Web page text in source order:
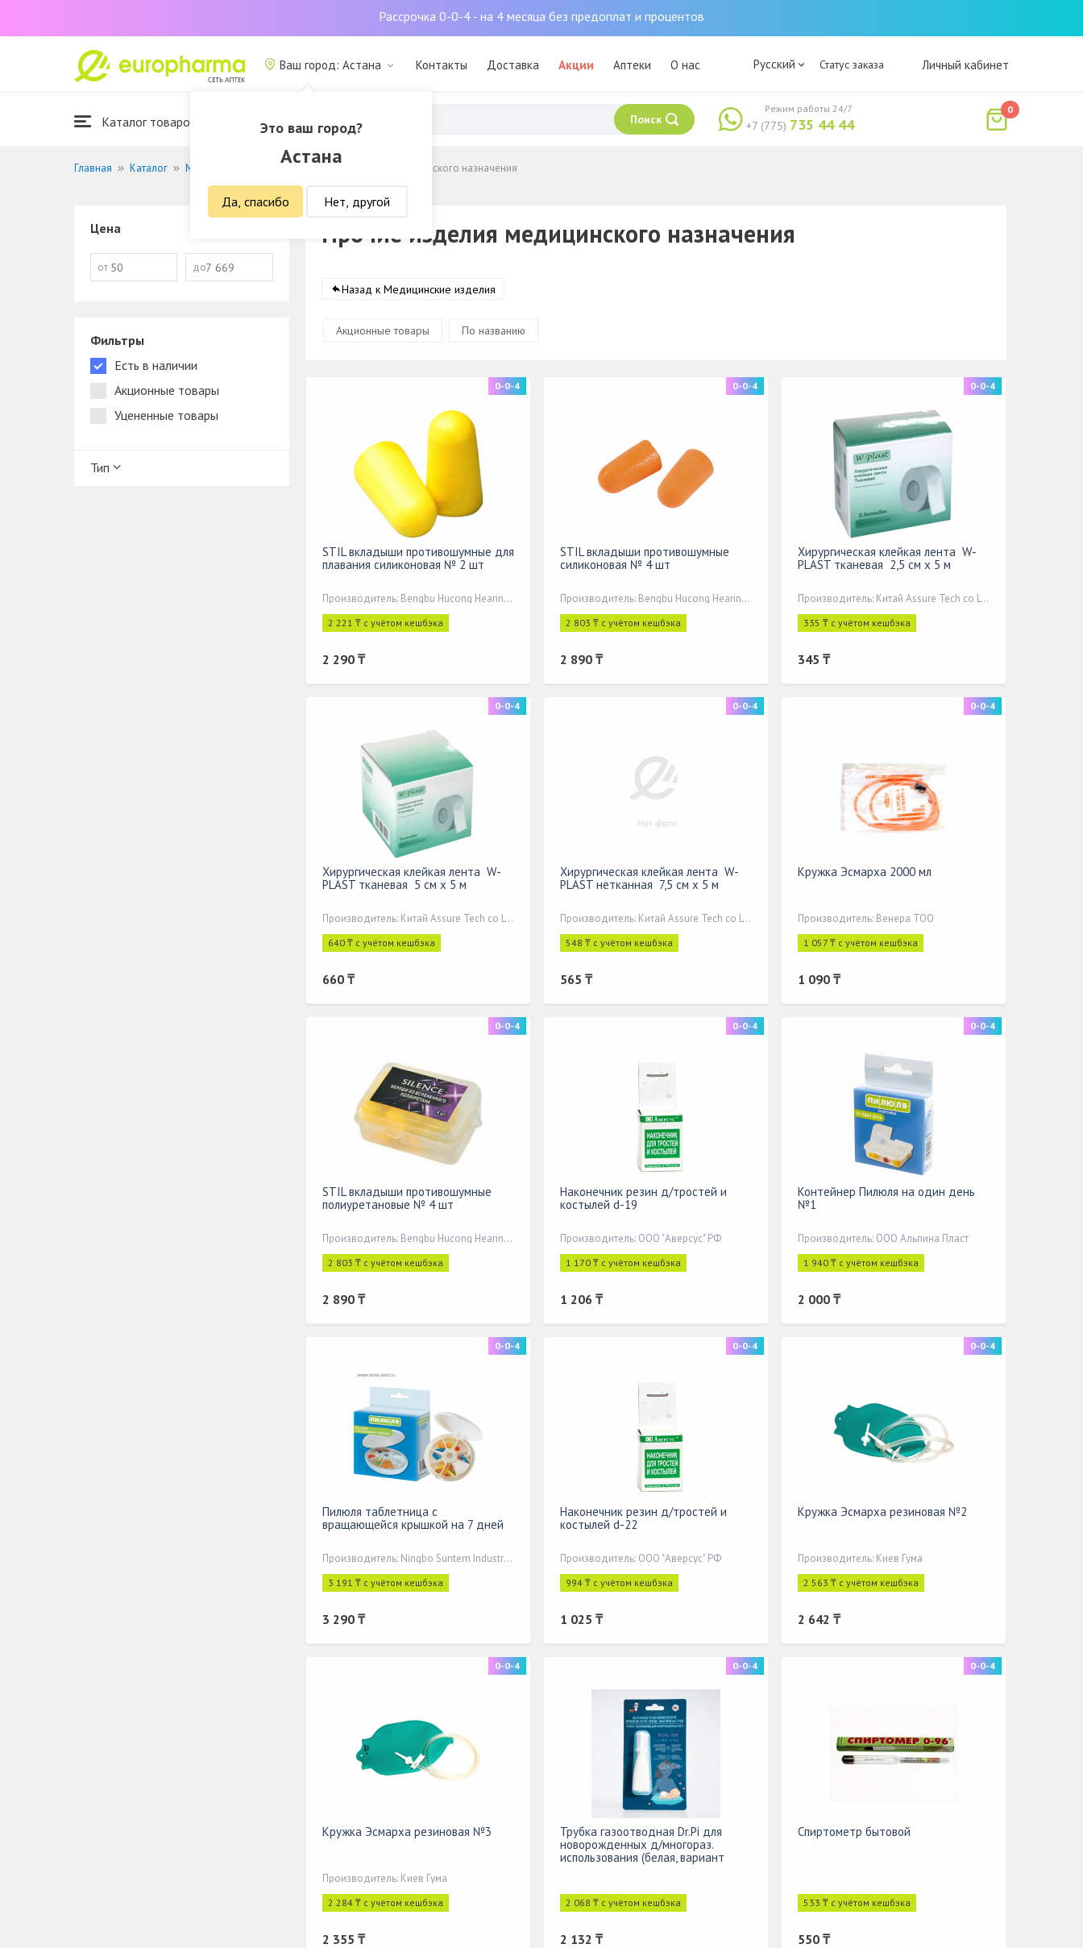
Рассрочка 0-0-4 - на 4 месяца без предоплат и процентов
Ваш город: Астана
Это ваш город?
Астана
Да, спасибо Нет, другой
Контакты Доставка Акции Аптеки О нас Русский Статус заказа Личный кабинет
Каталог товаров Поиск +7 (775) 735 44 44
Режим работы 24/7 0
Главная Каталог Медицинские изделия Прочие изделия медицинского назначения
Цена
от до
Фильтры
Есть в наличии
Акционные товары
Уцененные товары
Тип
Прочие изделия медицинского назначения
Назад к Медицинские изделия
Акционные товары По названию
0-0-4
STIL вкладыши противошумные для
плавания силиконовая № 2 шт
Производитель: Bengbu Hucong Hearing Protection Equipment Co., L
2 221 ₸ с учётом кешбэка
2 290 ₸
0-0-4
STIL вкладыши противошумные
силиконовая № 4 шт
Производитель: Bengbu Hucong Hearing Protection Equipment Co., L
2 803 ₸ с учётом кешбэка
2 890 ₸
0-0-4
Хирургическая клейкая лента W-
PLAST тканевая 2,5 см x 5 м
Производитель: Китай Assure Tech co LTD
335 ₸ с учётом кешбэка
345 ₸
0-0-4
Хирургическая клейкая лента W-
PLAST тканевая 5 см x 5 м
Производитель: Китай Assure Tech co LTD
640 ₸ с учётом кешбэка
660 ₸
0-0-4
Хирургическая клейкая лента W-
PLAST нетканная 7,5 см x 5 м
Производитель: Китай Assure Tech co LTD
548 ₸ с учётом кешбэка
565 ₸
0-0-4
Кружка Эсмарха 2000 мл
Производитель: Венера ТОО
1 057 ₸ с учётом кешбэка
1 090 ₸
0-0-4
STIL вкладыши противошумные
полиуретановые № 4 шт
Производитель: Bengbu Hucong Hearing Protection Equipment Co., L
2 803 ₸ с учётом кешбэка
2 890 ₸
0-0-4
Наконечник резин д/тростей и
костылей d-19
Производитель: ООО "Аверсус" РФ
1 170 ₸ с учётом кешбэка
1 206 ₸
0-0-4
Контейнер Пилюля на один день
№1
Производитель: OOO Альпина Пласт
1 940 ₸ с учётом кешбэка
2 000 ₸
0-0-4
Пилюля таблетница с
вращающейся крышкой на 7 дней
Производитель: Ningbo Suntem Industry& Trading Co., Ltd.
3 191 ₸ с учётом кешбэка
3 290 ₸
0-0-4
Наконечник резин д/тростей и
костылей d-22
Производитель: ООО "Аверсус" РФ
994 ₸ с учётом кешбэка
1 025 ₸
0-0-4
Кружка Эсмарха резиновая №2
Производитель: Киев Гума
2 563 ₸ с учётом кешбэка
2 642 ₸
0-0-4
Кружка Эсмарха резиновая №3
Производитель: Киев Гума
2 284 ₸ с учётом кешбэка
2 355 ₸
0-0-4
Трубка газоотводная Dr.Pi для
новорожденных д/многораз.
использования (белая, вариант
дизайна ручки №2)
2 068 ₸ с учётом кешбэка
2 132 ₸
0-0-4
Спиртометр бытовой
533 ₸ с учётом кешбэка
550 ₸